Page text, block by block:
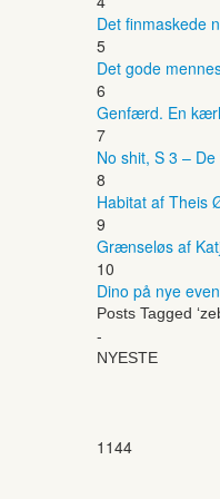
Det finmaskede
5
Det gode
6
Genfærd. En
7
No shit, S 3 –
8
Habitat af Theis
9
Grænseløs af
10
Dino på nye
Posts Tagged
-
NYESTE
1144